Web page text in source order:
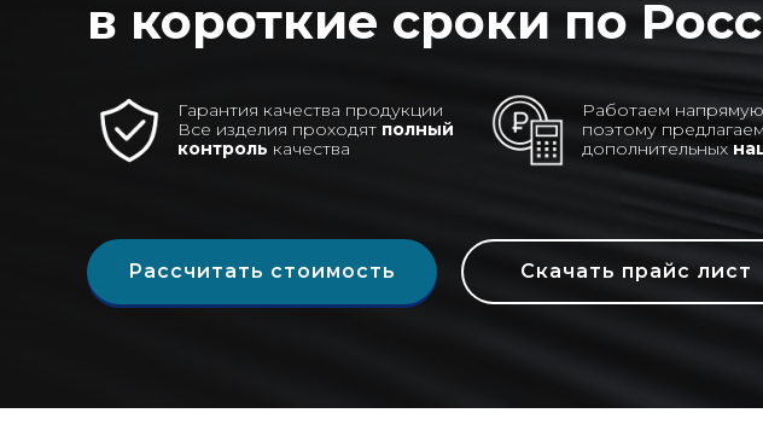
в короткие сроки по
Рассчитать стоимость Скачать прайс лист
Гарантия качества продукции
Все изделия проходят полный
контроль качества
Работаем
поэтому
дополнительных